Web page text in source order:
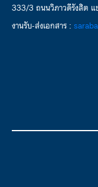
333/3 ถนนวิภาวดีรังสิต แ
งานรับ-ส่งเอกสาร :